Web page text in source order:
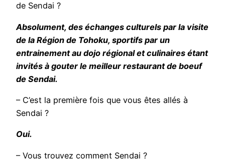
de Sendai ?
Absolument, des échanges culturels par la visite
de la Région de Tohoku, sportifs par un
entrainement au dojo régional et culinaires étant
invités à gouter le meilleur restaurant de boeuf
de Sendai.
– C’est la première fois que vous êtes allés à
Sendai ?
Oui.
– Vous trouvez comment Sendai ?